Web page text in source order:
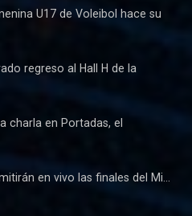
U17 de Voleibol hace su
regreso al Hall H de la
charla en Portadas, el
en vivo las finales del Mi...